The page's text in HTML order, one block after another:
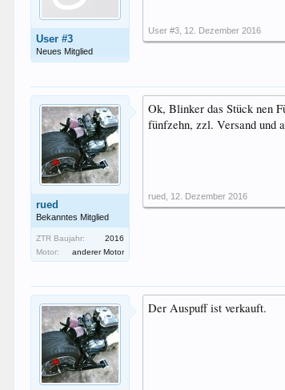
User #3
Neues Mitglied
User #3 12. Dezember 2016
rued
Bekanntes Mitglied
ZTR Baujahr:
2016
Motor:
anderer Motor
Ok, Blinker das Stück nen
fünfzehn, zzl. Versand und
rued 12. Dezember 2016
Der Auspuff ist verkauft.